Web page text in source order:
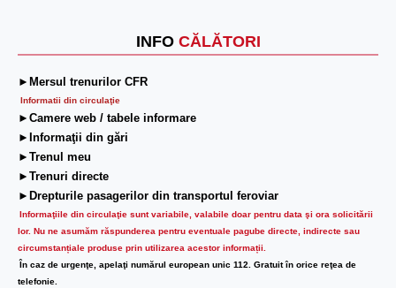
INFO CĂLĂTORI
►Mersul trenurilor CFR
Informatii din circulaţie
►Camere web / tabele informare
►Informaţii din gări
►Trenul meu
►Trenuri directe
►Drepturile pasagerilor din transportul feroviar
Informaţiile din circulaţie sunt variabile, valabile doar pentru data şi ora solicitării
lor. Nu ne asumăm răspunderea pentru eventuale pagube directe, indirecte sau
circumstanțiale produse prin utilizarea acestor informații.
În caz de urgenţe, apelaţi numărul european unic 112. Gratuit în orice reţea de
telefonie.